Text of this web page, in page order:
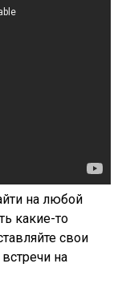
на любой
какие-то
свои
на